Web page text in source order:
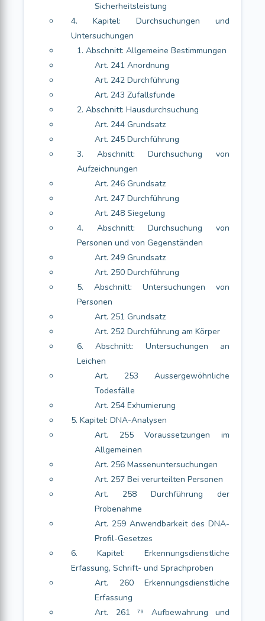
Sicherheitsleistung
4. Kapitel: Durchsuchungen und
Untersuchungen
1. Abschnitt: Allgemeine Bestimmungen
Art. 241 Anordnung
Art. 242 Durchführung
Art. 243 Zufallsfunde
2. Abschnitt: Hausdurchsuchung
Art. 244 Grundsatz
Art. 245 Durchführung
3. Abschnitt: Durchsuchung von
Aufzeichnungen
Art. 246 Grundsatz
Art. 247 Durchführung
Art. 248 Siegelung
4. Abschnitt: Durchsuchung von
Personen und von Gegenständen
Art. 249 Grundsatz
Art. 250 Durchführung
5. Abschnitt: Untersuchungen von
Personen
Art. 251 Grundsatz
Art. 252 Durchführung am Körper
6. Abschnitt: Untersuchungen an
Leichen
Art. 253 Aussergewöhnliche
Todesfälle
Art. 254 Exhumierung
5. Kapitel: DNA-Analysen
Art. 255 Voraussetzungen im
Allgemeinen
Art. 256 Massenuntersuchungen
Art. 257 Bei verurteilten Personen
Art. 258 Durchführung der
Probenahme
Art. 259 Anwendbarkeit des DNA-
Profil-Gesetzes
6. Kapitel: Erkennungsdienstliche
Erfassung, Schrift- und Sprachproben
Art. 260 Erkennungsdienstliche
Erfassung
Art. 261 ⁷⁹ Aufbewahrung und